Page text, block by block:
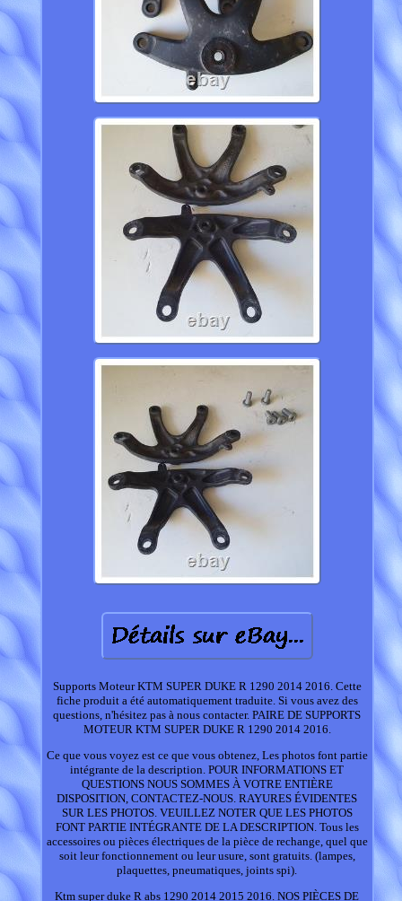
Supports Moteur KTM SUPER DUKE R 1290 2014 2016. Cette
fiche produit a été automatiquement traduite. Si vous avez des
questions, n'hésitez pas à nous contacter. PAIRE DE SUPPORTS
MOTEUR KTM SUPER DUKE R 1290 2014 2016.
Ce que vous voyez est ce que vous obtenez, Les photos font partie
intégrante de la description. POUR INFORMATIONS ET
QUESTIONS NOUS SOMMES À VOTRE ENTIÈRE
DISPOSITION, CONTACTEZ-NOUS. RAYURES ÉVIDENTES
SUR LES PHOTOS. VEUILLEZ NOTER QUE LES PHOTOS
FONT PARTIE INTÉGRANTE DE LA DESCRIPTION. Tous les
accessoires ou pièces électriques de la pièce de rechange, quel que
soit leur fonctionnement ou leur usure, sont gratuits. (lampes,
plaquettes, pneumatiques, joints spi).
Ktm super duke R abs 1290 2014 2015 2016. NOS PIÈCES DE